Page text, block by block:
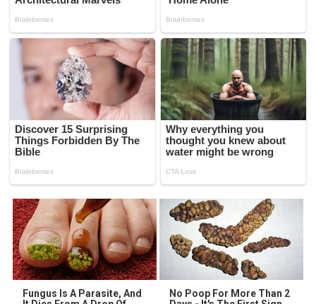
Fungus Is A Parasite, And
No Poop For More Than 2